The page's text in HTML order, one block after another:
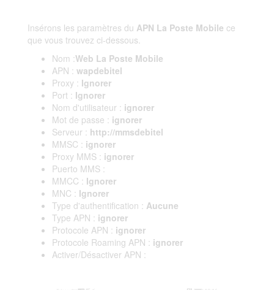
Insérons les paramètres du APN La Poste Mobile ce
que vous trouvez ci-dessous.
Nom :Web La Poste Mobile
APN : wapdebitel
Proxy : Ignorer
Port : Ignorer
Nom d'utilisateur : ignorer
Mot de passe : ignorer
Serveur : http://mmsdebitel
MMSC : ignorer
Proxy MMS : ignorer
Puerto MMS :
MMCC : Ignorer
MNC : Ignorer
Type d'authentification : Aucune
Type APN : ignorer
Protocole APN : ignorer
Protocole Roaming APN : ignorer
Activer/Désactiver APN :